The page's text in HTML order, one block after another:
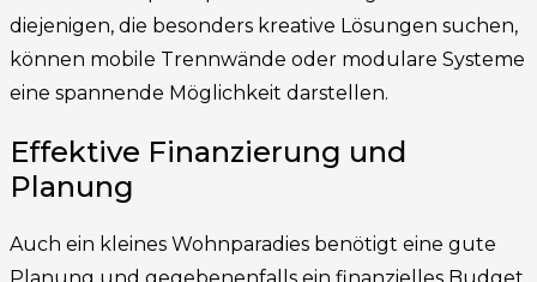
diejenigen, die besonders kreative Lösungen suchen,
können mobile Trennwände oder modulare Systeme
eine spannende Möglichkeit darstellen.
Effektive Finanzierung und
Planung
Auch ein kleines Wohnparadies benötigt eine gute